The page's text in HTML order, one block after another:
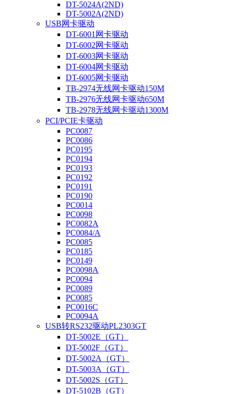
DT-5024A(2ND)
DT-5002A(2ND)
USB网卡驱动
DT-6001网卡驱动
DT-6002网卡驱动
DT-6003网卡驱动
DT-6004网卡驱动
DT-6005网卡驱动
TB-2974无线网卡驱动150M
TB-2976无线网卡驱动650M
TB-2978无线网卡驱动1300M
PCI/PCIE卡驱动
PC0087
PC0086
PC0195
PC0194
PC0193
PC0192
PC0191
PC0190
PC0014
PC0098
PC0082A
PC0084/A
PC0085
PC0185
PC0149
PC0098A
PC0094
PC0089
PC0085
PC0016C
PC0094A
USB转RS232驱动PL2303GT
DT-5002E（GT）
DT-5002F（GT）
DT-5002A（GT）
DT-5003A（GT）
DT-5002S（GT）
DT-5102B（GT）